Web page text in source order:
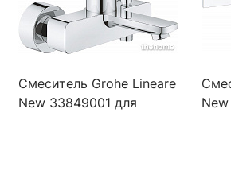
Смеситель Grohe Lineare
New 33849001 для